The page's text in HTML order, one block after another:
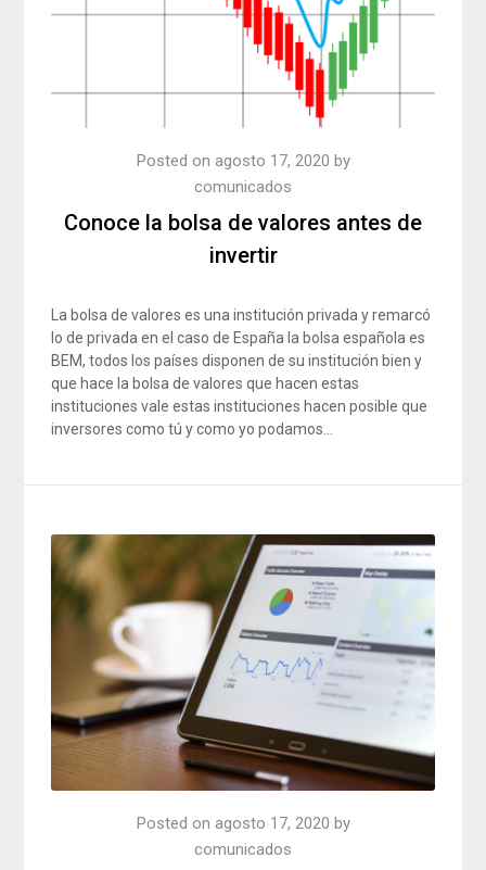
Conoce la bolsa de valores antes de
invertir
Posted on agosto 17, 2020 by
comunicados
La bolsa de valores es una institución privada y remarcó
lo de privada en el caso de España la bolsa española es
BEM, todos los países disponen de su institución bien y
que hace la bolsa de valores que hacen estas
instituciones vale estas instituciones hacen posible que
inversores como tú y como yo podamos…
Posted on agosto 17, 2020 by
comunicados